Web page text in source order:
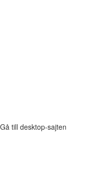
Gå till desktop-sajten